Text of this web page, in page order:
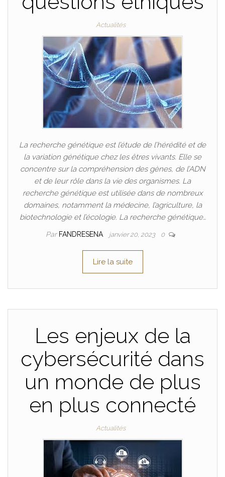
Actualités
La recherche génétique est l’étude de l’hérédité et de
la variation génétique chez les êtres vivants. Elle se
concentre sur la compréhension des gènes, de l’ADN
et de leur rôle dans la vie des organismes. La
recherche génétique est utilisée dans de nombreux
domaines, notamment la médecine, l’agriculture, la
biotechnologie et l’écologie. La recherche génétique…
Par FANDRESENA janvier 20, 2023 0
Lire la suite
Les enjeux de la
cybersécurité dans
un monde de plus
en plus connecté
Actualités